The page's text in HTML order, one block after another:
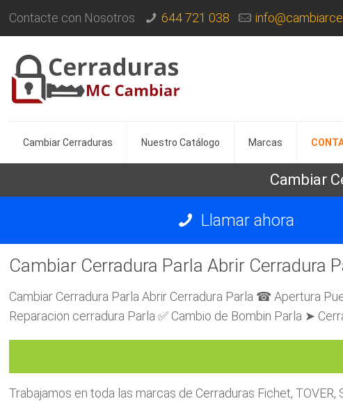
Contacte con Nosotros 644 721 038
Cambiar Cerraduras Nuestro Catálogo Marcas
Cambiar
Llamar ahora
Cambiar Cerradura Parla Abrir Cerradura
Cambiar Cerradura Parla Abrir Cerradura Parla ☎ Apertura
Reparacion cerradura Parla ✅ Cambio de Bombin Parla ➤
Trabajamos en toda las marcas de Cerraduras Fichet, TOVER,